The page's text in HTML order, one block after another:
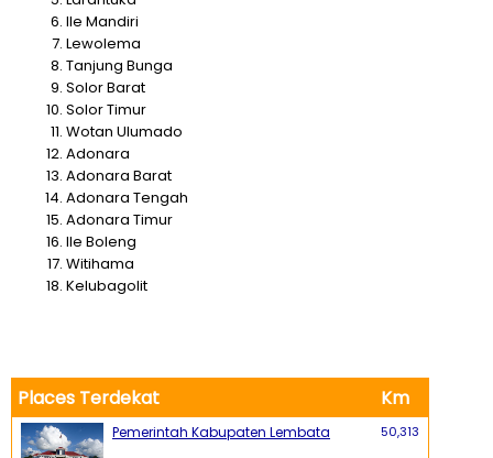
Ile Mandiri
Lewolema
Tanjung Bunga
Solor Barat
Solor Timur
Wotan Ulumado
Adonara
Adonara Barat
Adonara Tengah
Adonara Timur
Ile Boleng
Witihama
Kelubagolit
Places Terdekat Km
Pemerintah Kabupaten Lembata 50,313